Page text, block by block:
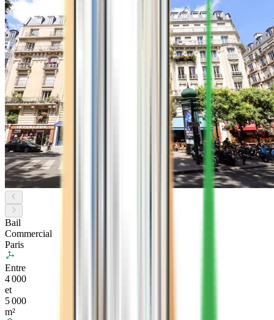
Bail
Commercial
Paris
Entre
4 000
et
5 000
m²